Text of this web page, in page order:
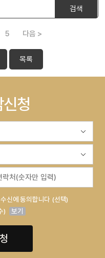
검색
5 다음 >
목록
청
신에 동의합니다 (선택)
)
보기